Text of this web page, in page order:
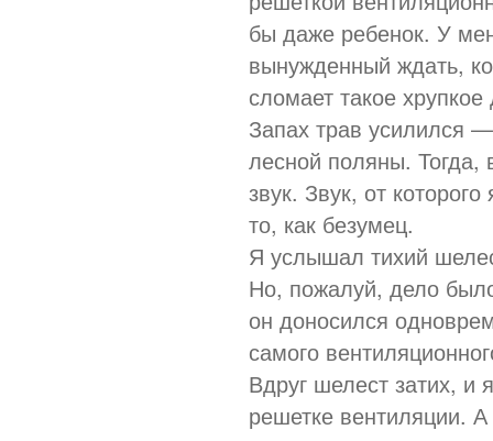
бы даже ребенок. У
вынужденный ждать,
сломает такое
Запах трав усилился
лесной поляны.
звук. Звук, от
то, как безумец.
Я услышал тихий
Но, пожалуй, дело
он доносился
самого
Вдруг шелест затих, и
решетке вентиляции.